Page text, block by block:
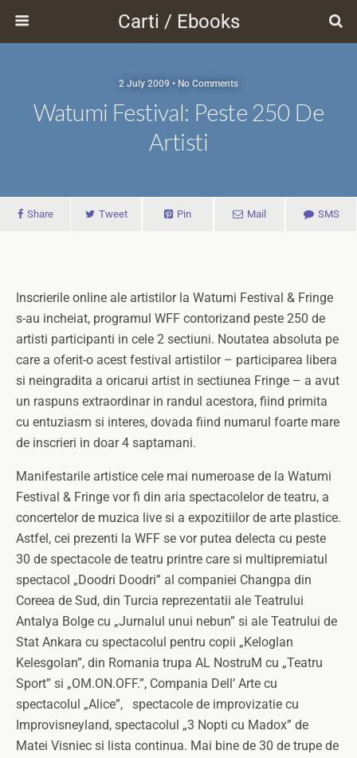
Carti / Ebooks
2 July 2009 • No Comments
Watumi Festival: Peste 250 De
Artisti
Share Tweet Pin Mail SMS
Inscrierile online ale artistilor la Watumi Festival & Fringe
s-au incheiat, programul WFF contorizand peste 250 de
artisti participanti in cele 2 sectiuni. Noutatea absoluta pe
care a oferit-o acest festival artistilor – participarea libera
si neingradita a oricarui artist in sectiunea Fringe – a avut
un raspuns extraordinar in randul acestora, fiind primita
cu entuziasm si interes, dovada fiind numarul foarte mare
de inscrieri in doar 4 saptamani.
Manifestarile artistice cele mai numeroase de la Watumi
Festival & Fringe vor fi din aria spectacolelor de teatru, a
concertelor de muzica live si a expozitiilor de arte plastice.
Astfel, cei prezenti la WFF se vor putea delecta cu peste
30 de spectacole de teatru printre care si multipremiatul
spectacol „Doodri Doodri” al companiei Changpa din
Coreea de Sud, din Turcia reprezentatii ale Teatrului
Antalya Bolge cu „Jurnalul unui nebun” si ale Teatrului de
Stat Ankara cu spectacolul pentru copii „Keloglan
Kelesgolan”, din Romania trupa AL NostruM cu „Teatru
Sport” si „OM.ON.OFF.”, Compania Dell’ Arte cu
spectacolul „Alice”, spectacole de improvizatie cu
Improvisneyland, spectacolul „3 Nopti cu Madox” de
Matei Visniec si lista continua. Mai bine de 30 de trupe de